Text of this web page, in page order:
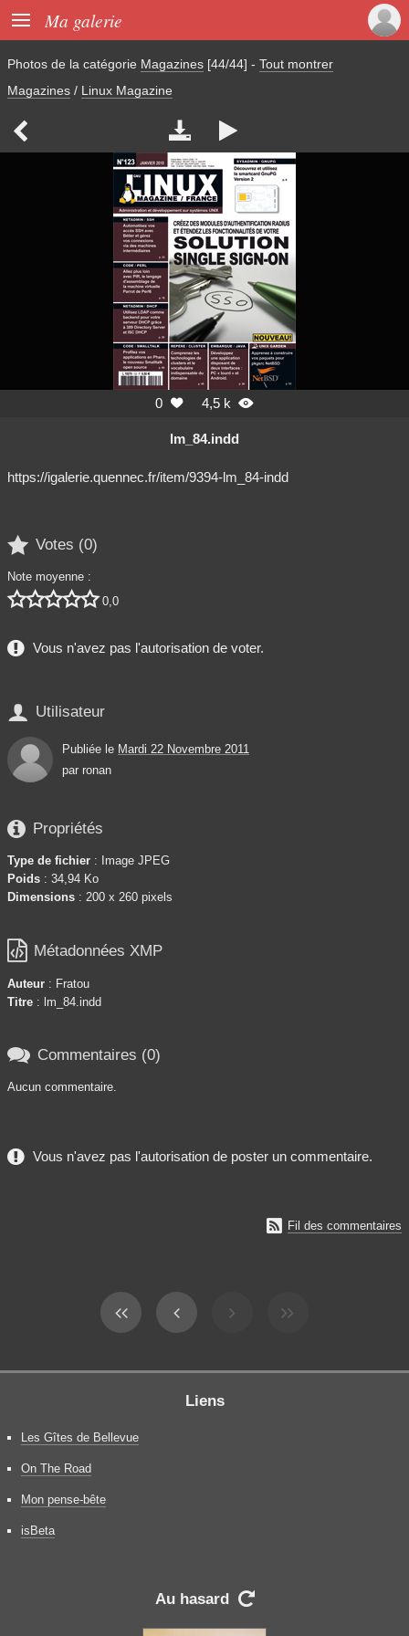
 Ma galerie
Photos de la catégorie Magazines [44/44] - Tout montrer
Magazines / Linux Magazine
  
0  4,5 k 
lm_84.indd
https://igalerie.quennec.fr/item/9394-lm_84-indd
 Votes (0)
Note moyenne :
 0,0
Vous n'avez pas l'autorisation de voter.
 Utilisateur
Publiée le Mardi 22 Novembre 2011
par ronan
 Propriétés
Type de fichier : Image JPEG
Poids : 34,94 Ko
Dimensions : 200 x 260 pixels
 Métadonnées XMP
Auteur : Fratou
Titre : lm_84.indd
 Commentaires (0)
Aucun commentaire.
Vous n'avez pas l'autorisation de poster un commentaire.
 Fil des commentaires
Liens
Les Gîtes de Bellevue
On The Road
Mon pense-bête
isBeta
Au hasard 